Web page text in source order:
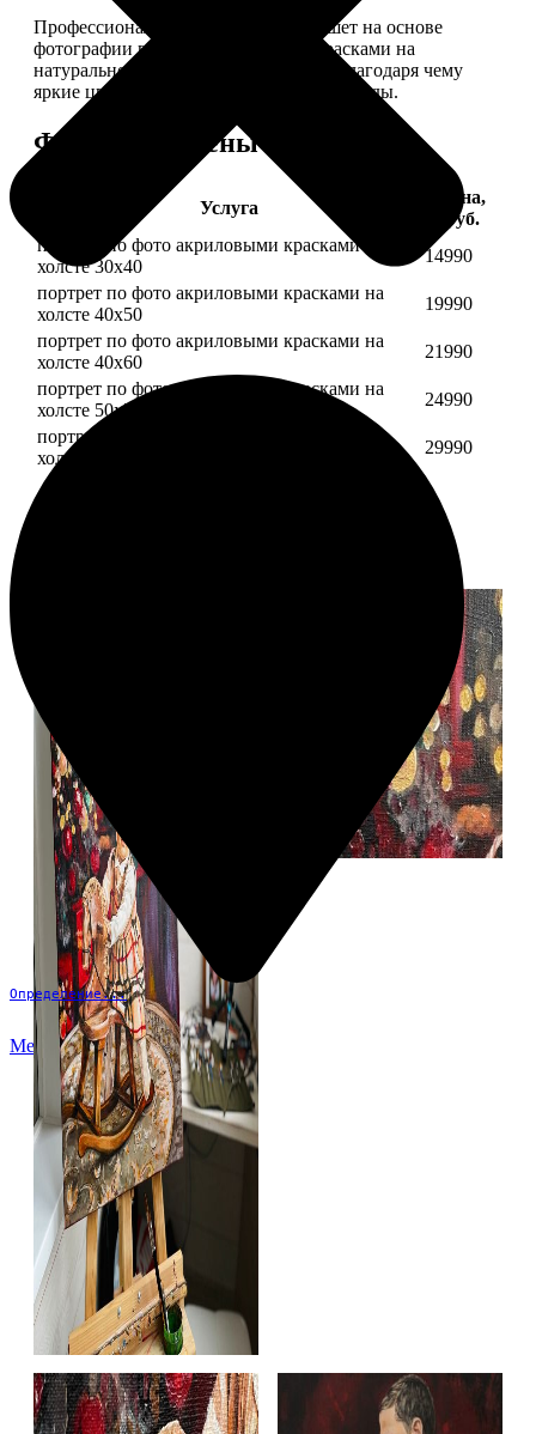
Определение...
Меню
Профессиональный художник напишет на основе
фотографии портрет акриловыми красками на
натуральном холсте. Покроет лаком, благодаря чему
яркие цвета будут радовать вас долгие годы.
Форматы и цены
Услуга
Цена,
руб.
портрет по фото акриловыми красками на
холсте 30х40
14990
портрет по фото акриловыми красками на
холсте 40х50
19990
портрет по фото акриловыми красками на
холсте 40х60
21990
портрет по фото акриловыми красками на
холсте 50х70
24990
портрет по фото акриловыми красками на
холсте 60х70
29990